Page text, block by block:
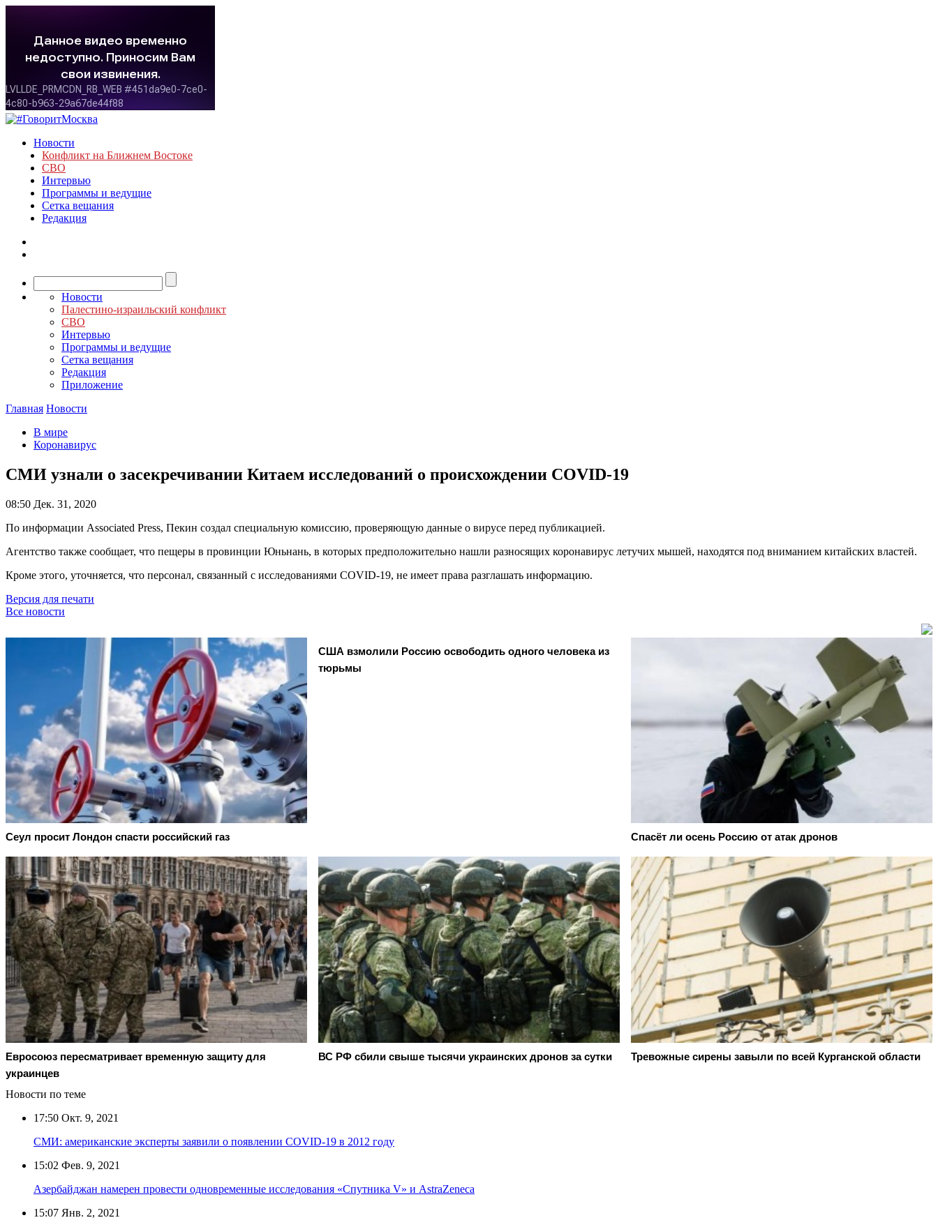
Новости
Конфликт на Ближнем Востоке
СВО
Интервью
Программы и ведущие
Сетка вещания
Редакция
Новости
Палестино-израильский конфликт
СВО
Интервью
Программы и ведущие
Сетка вещания
Редакция
Приложение
Главная Новости
В мире
Коронавирус
СМИ узнали о засекречивании Китаем исследований о происхождении COVID-19
08:50 Дек. 31, 2020
По информации Associated Press, Пекин создал специальную комиссию, проверяющую данные о вирусе перед публикацией.
Агентство также сообщает, что пещеры в провинции Юньнань, в которых предположительно нашли разносящих коронавирус летучих мышей, находятся под вниманием китайских властей.
Кроме этого, уточняется, что персонал, связанный с исследованиями COVID-19, не имеет права разглашать информацию.
Версия для печати
Все новости
Сеул просит Лондон спасти российский газ
США взмолили Россию освободить одного человека из
тюрьмы
Спасёт ли осень Россию от атак дронов
Евросоюз пересматривает временную защиту для
украинцев
ВС РФ сбили свыше тысячи украинских дронов за сутки Тревожные сирены завыли по всей Курганской области
Новости по теме
17:50 Окт. 9, 2021
СМИ: американские эксперты заявили о появлении COVID-19 в 2012 году
15:02 Фев. 9, 2021
Азербайджан намерен провести одновременные исследования «Спутника V» и AstraZeneca
15:07 Янв. 2, 2021